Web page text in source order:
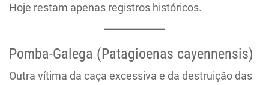
Hoje restam apenas registros históricos.
Pomba-Galega (Patagioenas cayennensis)
Outra vítima da caça excessiva e da destruição das